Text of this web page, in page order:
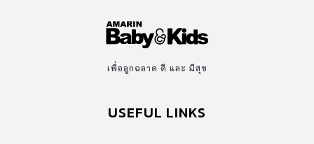
เพื่อลูกฉลาด ดี และ มีสุข
USEFUL LINKS